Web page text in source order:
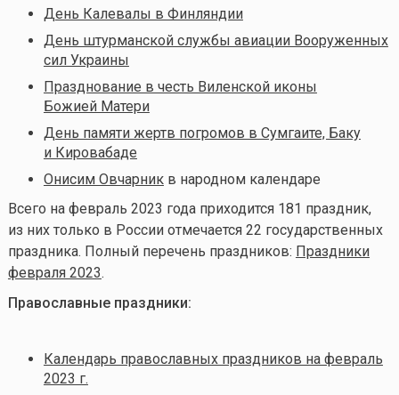
День Калевалы в Финляндии
День штурманской службы авиации Вооруженных
сил Украины
Празднование в честь Виленской иконы
Божией Матери
День памяти жертв погромов в Сумгаите, Баку
и Кировабаде
Онисим Овчарникв народном календаре
Всего на февраль 2023 года приходится 181 праздник,
из них только в России отмечается 22 государственных
праздника. Полный перечень праздников: Праздники
февраля 2023.
Православные праздники:
Календарь православных праздников на февраль
2023 г.